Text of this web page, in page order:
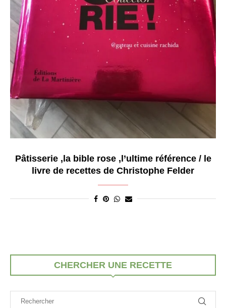
Pâtisserie ,la bible rose ,l’ultime référence / le
livre de recettes de Christophe Felder
CHERCHER UNE RECETTE